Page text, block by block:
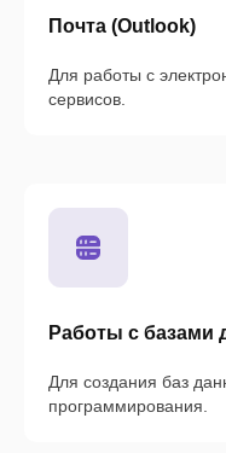
Почта (Outlook)
Для работы с
сервисов.
Работы с базами
Для создания баз
программирования.